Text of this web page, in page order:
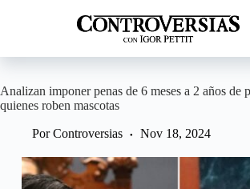
Analizan imponer penas de 6 meses a 2 años de
quienes roben mascotas
Por Controversias Nov 18, 2024